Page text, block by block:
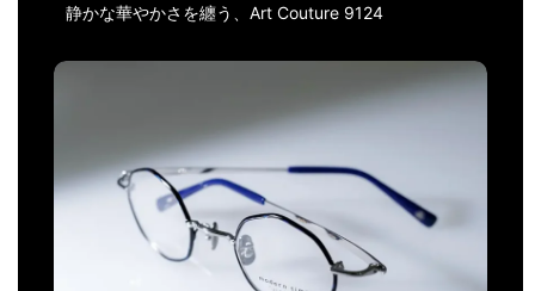
静かな華やかさを纏う、Art Couture 9124